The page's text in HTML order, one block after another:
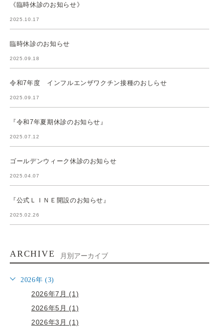
《臨時休診のお知らせ》
2025.10.17
臨時休診のお知らせ
2025.09.18
令和7年度 インフルエンザワクチン接種のおしらせ
2025.09.17
『令和7年夏期休診のお知らせ』
2025.07.12
ゴールデンウィーク休診のお知らせ
2025.04.07
『公式ＬＩＮＥ開設のお知らせ』
2025.02.26
ARCHIVE 月別アーカイブ
2026年 (3)
2026年7月 (1)
2026年5月 (1)
2026年3月 (1)